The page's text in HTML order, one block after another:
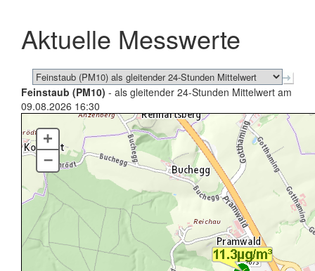
schließen
Aktuelle Messwerte
Feinstaub (PM10) - als gleitender 24-Stunden Mittelwert am
09.08.2026 16:30
+
–